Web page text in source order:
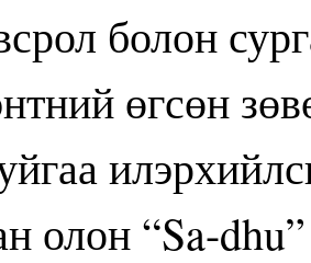
болон
өгсөн
олон “Sa-